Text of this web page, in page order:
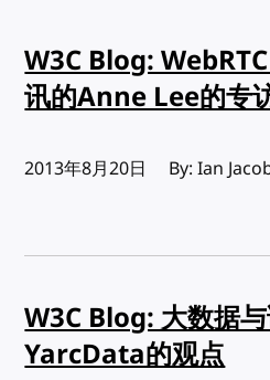
W3C Blog:
讯的Anne Lee的专
发布:
2013年8月20日 By: Ian
W3C Blog: 大数据
YarcData的观点